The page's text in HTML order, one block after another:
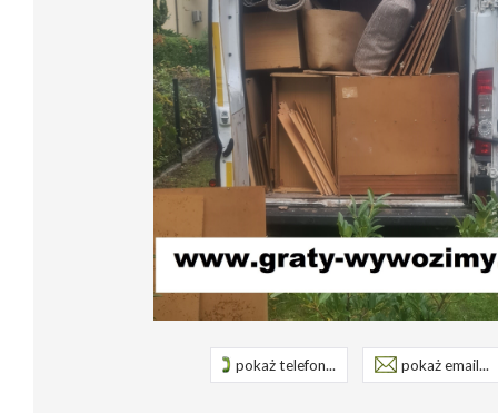
pokaż telefon... pokaż email...